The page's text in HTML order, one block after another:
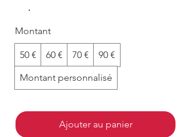
Montant
50 € 60 € 70 €
90 €
Montant personnalisé
Ajouter au panier